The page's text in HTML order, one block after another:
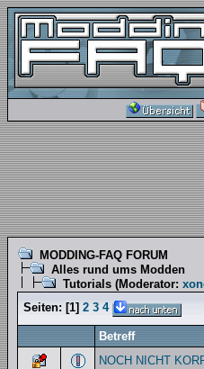
MODDING-FAQ FORUM
Alles rund ums Modden
Tutorials (Moderator:
Seiten: [1] 2 3 4
Betreff
NOCH NICHT